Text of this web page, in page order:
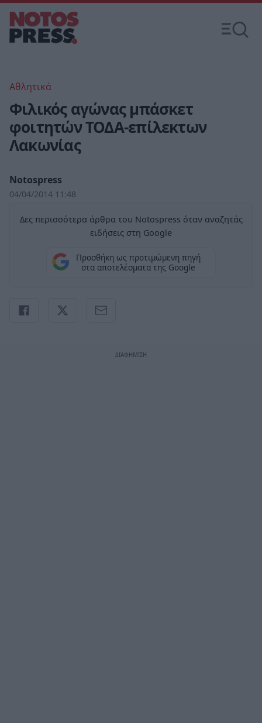
Αθλητικά
Φιλικός αγώνας μπάσκετ
φοιτητών ΤΟΔΑ-επίλεκτων
Λακωνίας
Notospress
04/04/2014 11:48
Δες περισσότερα άρθρα του Notospress όταν αναζητάς
ειδήσεις στη Google
Προσθήκη ως προτιμώμενη πηγή
στα αποτελέσματα της Google